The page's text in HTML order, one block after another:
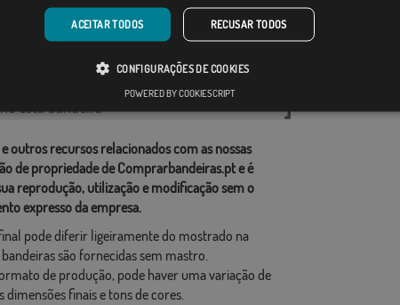
relacionadas:
esta bandeira
outros recursos relacionados com as nossas
de propriedade de Comprarbandeiras.pt e é
reprodução, utilização e modificação sem o
expresso da empresa.
pode diferir ligeiramente do mostrado na
são fornecidas sem mastro.
de produção, pode haver uma variação de
dimensões finais e tons de cores.
ACEITAR TODOS RECUSAR TODOS
CONFIGURAÇÕES DE COOKIES
POWERED BY COOKIESCRIPT